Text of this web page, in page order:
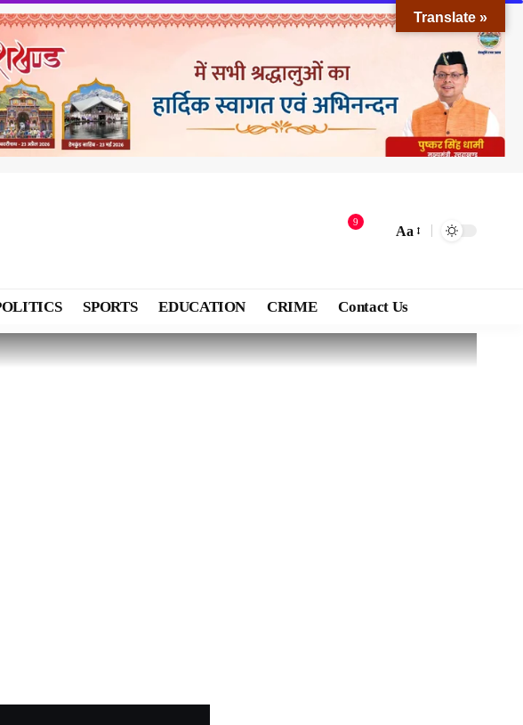
9
Aa
SPORTS EDUCATION CRIME Contact Us
Translate »